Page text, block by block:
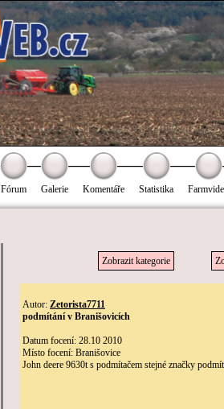
Fórum Galerie Komentáře Statistika
Zobrazit kategorie
Autor: Zetorista7711
podmítání v Branišovicích
Datum focení: 28.10 2010
Místo focení: Branišovice
John deere 9630t s podmítačem stejné značky